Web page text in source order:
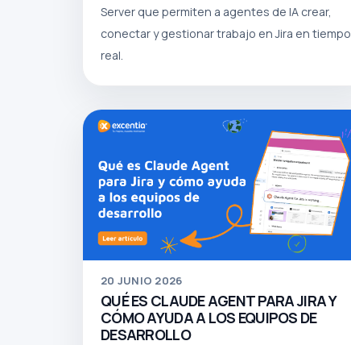
Server que permiten a agentes de IA crear,
conectar y gestionar trabajo en Jira en tiempo
real.
20 JUNIO 2026
QUÉ ES CLAUDE AGENT PARA JIRA Y
CÓMO AYUDA A LOS EQUIPOS DE
DESARROLLO